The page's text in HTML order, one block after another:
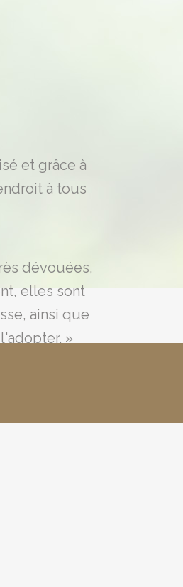
et grâce à
à tous
dévouées,
elles sont
ainsi que
»
les bons